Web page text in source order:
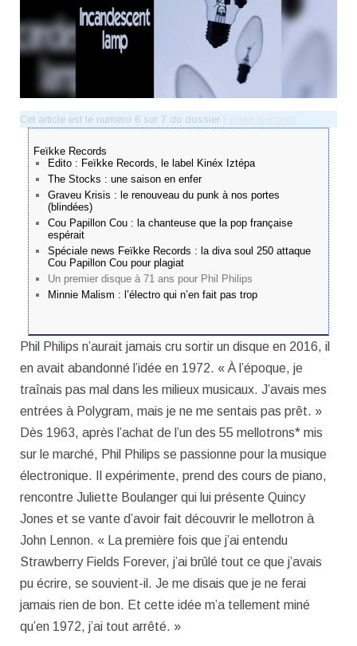
Cet article est le numéro 6 sur 7 du dossier Feïkke Records
Feïkke Records
Edito : Feïkke Records, le label Kinéx Iztépa
The Stocks : une saison en enfer
Graveu Krisis : le renouveau du punk à nos portes
(blindées)
Cou Papillon Cou : la chanteuse que la pop française
espérait
Spéciale news Feïkke Records : la diva soul 250 attaque
Cou Papillon Cou pour plagiat
Un premier disque à 71 ans pour Phil Philips
Minnie Malism : l’électro qui n’en fait pas trop
Phil Philips n’aurait jamais cru sortir un disque en 2016, il
en avait abandonné l’idée en 1972. « À l’époque, je
traînais pas mal dans les milieux musicaux. J’avais mes
entrées à Polygram, mais je ne me sentais pas prêt. »
Dès 1963, après l’achat de l’un des 55 mellotrons* mis
sur le marché, Phil Philips se passionne pour la musique
électronique. Il expérimente, prend des cours de piano,
rencontre Juliette Boulanger qui lui présente Quincy
Jones et se vante d’avoir fait découvrir le mellotron à
John Lennon. « La première fois que j’ai entendu
Strawberry Fields Forever, j’ai brûlé tout ce que j’avais
pu écrire, se souvient-il. Je me disais que je ne ferai
jamais rien de bon. Et cette idée m’a tellement miné
qu’en 1972, j’ai tout arrêté. »